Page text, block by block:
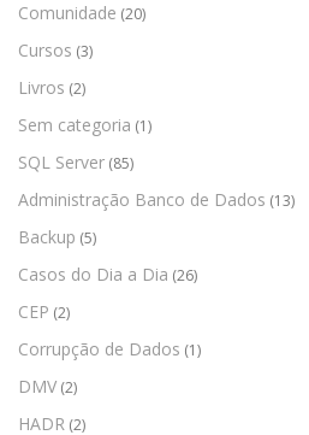
Comunidade (20)
Cursos (3)
Livros (2)
Sem categoria (1)
SQL Server (85)
Administração Banco de Dados (13)
Backup (5)
Casos do Dia a Dia (26)
CEP (2)
Corrupção de Dados (1)
DMV (2)
HADR (2)